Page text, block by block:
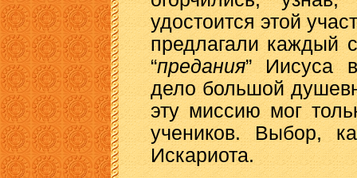
удостоится этой
предлагали каждый
“предания” Иисуса
дело большой
эту миссию мог
учеников. Выбор,
Искариота.